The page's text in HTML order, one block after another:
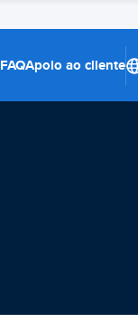
FAQApoio ao cliente